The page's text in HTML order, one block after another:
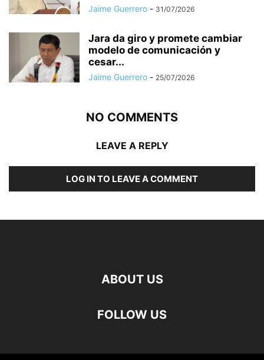
Jaime Guerrero - 31/07/2026
Jara da giro y promete cambiar
modelo de comunicación y
cesar...
Jaime Guerrero - 25/07/2026
NO COMMENTS
LEAVE A REPLY
LOG IN TO LEAVE A COMMENT
ABOUT US
FOLLOW US